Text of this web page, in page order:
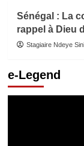
Sénégal : La
rappel à Dieu
Stagiaire Ndeye
e-Legend